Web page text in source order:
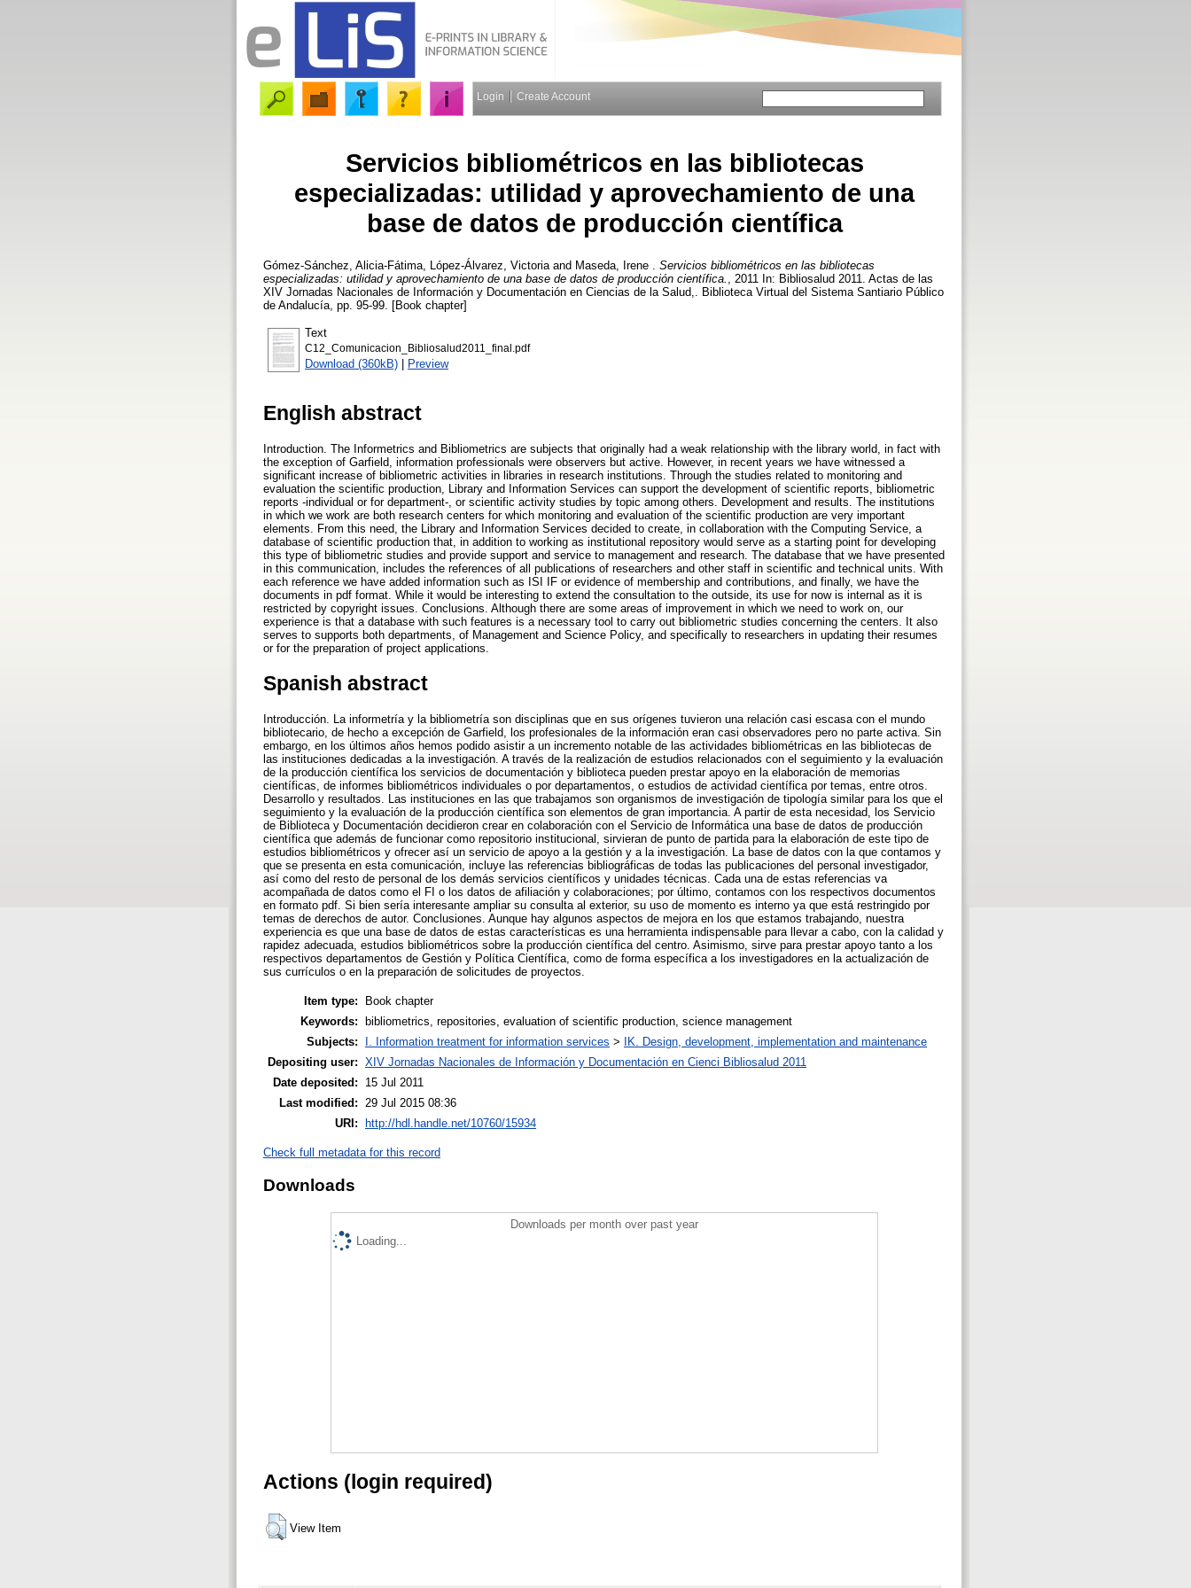
Login Create Account
Servicios bibliométricos en las bibliotecas
especializadas: utilidad y aprovechamiento de una
base de datos de producción científica
Gómez-Sánchez, Alicia-Fátima López-Álvarez, Victoria and Maseda, Irene
Servicios bibliométricos en las bibliotecas
especializadas: utilidad y aprovechamiento de una base de datos de producción científica.
, 2011 In: Bibliosalud 2011. Actas de las
XIV Jornadas Nacionales de Información y Documentación en Ciencias de la Salud,. Biblioteca Virtual del Sistema Santiario Público
de Andalucía, pp. 95-99. [Book chapter]
Text
C12_Comunicacion_Bibliosalud2011_final.pdf
Download (360kB) | Preview
English abstract
Introduction. The Informetrics and Bibliometrics are subjects that originally had a weak relationship with the library world, in fact with
the exception of Garfield, information professionals were observers but active. However, in recent years we have witnessed a
significant increase of bibliometric activities in libraries in research institutions. Through the studies related to monitoring and
evaluation the scientific production, Library and Information Services can support the development of scientific reports, bibliometric
reports -individual or for department-, or scientific activity studies by topic among others. Development and results. The institutions
in which we work are both research centers for which monitoring and evaluation of the scientific production are very important
elements. From this need, the Library and Information Services decided to create, in collaboration with the Computing Service, a
database of scientific production that, in addition to working as institutional repository would serve as a starting point for developing
this type of bibliometric studies and provide support and service to management and research. The database that we have presented
in this communication, includes the references of all publications of researchers and other staff in scientific and technical units. With
each reference we have added information such as ISI IF or evidence of membership and contributions, and finally, we have the
documents in pdf format. While it would be interesting to extend the consultation to the outside, its use for now is internal as it is
restricted by copyright issues. Conclusions. Although there are some areas of improvement in which we need to work on, our
experience is that a database with such features is a necessary tool to carry out bibliometric studies concerning the centers. It also
serves to supports both departments, of Management and Science Policy, and specifically to researchers in updating their resumes
or for the preparation of project applications.
Spanish abstract
Introducción. La informetría y la bibliometría son disciplinas que en sus orígenes tuvieron una relación casi escasa con el mundo
bibliotecario, de hecho a excepción de Garfield, los profesionales de la información eran casi observadores pero no parte activa. Sin
embargo, en los últimos años hemos podido asistir a un incremento notable de las actividades bibliométricas en las bibliotecas de
las instituciones dedicadas a la investigación. A través de la realización de estudios relacionados con el seguimiento y la evaluación
de la producción científica los servicios de documentación y biblioteca pueden prestar apoyo en la elaboración de memorias
científicas, de informes bibliométricos individuales o por departamentos, o estudios de actividad científica por temas, entre otros.
Desarrollo y resultados. Las instituciones en las que trabajamos son organismos de investigación de tipología similar para los que el
seguimiento y la evaluación de la producción científica son elementos de gran importancia. A partir de esta necesidad, los Servicio
de Biblioteca y Documentación decidieron crear en colaboración con el Servicio de Informática una base de datos de producción
científica que además de funcionar como repositorio institucional, sirvieran de punto de partida para la elaboración de este tipo de
estudios bibliométricos y ofrecer así un servicio de apoyo a la gestión y a la investigación. La base de datos con la que contamos y
que se presenta en esta comunicación, incluye las referencias bibliográficas de todas las publicaciones del personal investigador,
así como del resto de personal de los demás servicios científicos y unidades técnicas. Cada una de estas referencias va
acompañada de datos como el FI o los datos de afiliación y colaboraciones; por último, contamos con los respectivos documentos
en formato pdf. Si bien sería interesante ampliar su consulta al exterior, su uso de momento es interno ya que está restringido por
temas de derechos de autor. Conclusiones. Aunque hay algunos aspectos de mejora en los que estamos trabajando, nuestra
experiencia es que una base de datos de estas características es una herramienta indispensable para llevar a cabo, con la calidad y
rapidez adecuada, estudios bibliométricos sobre la producción científica del centro. Asimismo, sirve para prestar apoyo tanto a los
respectivos departamentos de Gestión y Política Científica, como de forma específica a los investigadores en la actualización de
sus currículos o en la preparación de solicitudes de proyectos.
Item type:
Book chapter
Keywords:
bibliometrics, repositories, evaluation of scientific production, science management
Subjects:
I. Information treatment for information services >
IK. Design, development, implementation and maintenance
Depositing user: XIV Jornadas Nacionales de Información y Documentación en Cienci Bibliosalud 2011
Date deposited:
15 Jul 2011
Last modified:
29 Jul 2015 08:36
URI:
http://hdl.handle.net/10760/15934
Check full metadata for this record
Downloads
Downloads per month over past year
Loading...
Actions (login required)
View Item